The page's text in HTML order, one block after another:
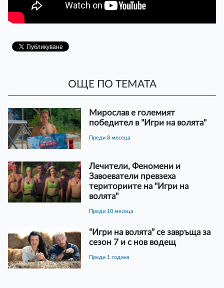
ОЩЕ ПО ТЕМАТА
Мирослав е големият
победител в "Игри на волята"
преди 8 месеца
Лечители, Феномени и
Завоеватели превзеха
териториите на "Игри на
волята"
преди 10 месеца
“Игри на волята” се завръща за
сезон 7 и с нов водещ
преди 1 година